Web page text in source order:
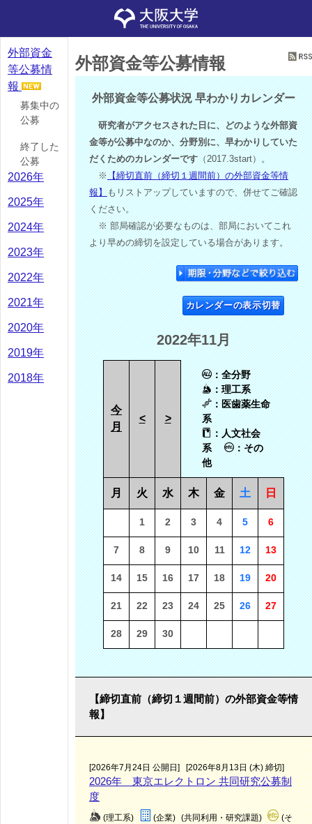
外部資金
等公募情
報
募集中の
公募
終了した
公募
2026年
2025年
2024年
2023年
2022年
2021年
2020年
2019年
2018年
外部資金等公募情報
外部資金等公募状況 早わかりカレンダー
研究者がアクセスされた日に、どのような外部資
金等が公募中なのか、分野別に、早わかりしていた
だくためのカレンダーです（2017.3start）。
※【締切直前（締切１週間前）の外部資金等情
報】もリストアップしていますので、併せてご確認
ください。
※ 部局確認が必要なものは、部局においてこれ
より早めの締切を設定している場合があります。
カレンダーの表示切替
2022年11月
今
月
< >
：全分野
：理工系
：医歯薬生命
系
：人文社会
系
：その
他
月 火 水 木 金 土 日
1 2 3 4 5 6
7 8 9 10 11 12 13
14 15 16 17 18 19 20
21 22 23 24 25 26 27
28 29 30
【締切直前（締切１週間前）の外部資金等情
報】
[2026年7月24日 公開日] [2026年8月13日 (木) 締切]
2026年 東京エレクトロン 共同研究公募制
度
(理工系) (企業) (共同利用・研究課題)
(そ